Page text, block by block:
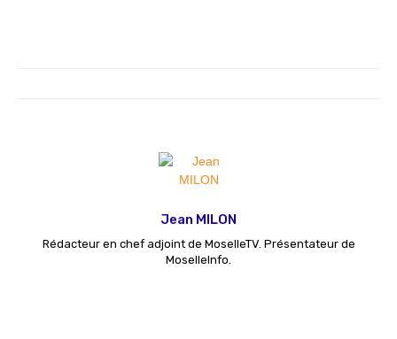
Jean MILON
Rédacteur en chef adjoint de MoselleTV. Présentateur de
MoselleInfo.